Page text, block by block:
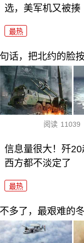
选，美军机又被揍
最热
话，把北约的脸
阅读 11039
信息量很大！歼
西方都不淡定了
最热
多了，最艰难的